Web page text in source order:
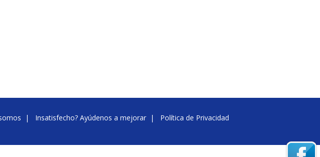
| Insatisfecho? Ayúdenos a mejorar| Política de Privacidad